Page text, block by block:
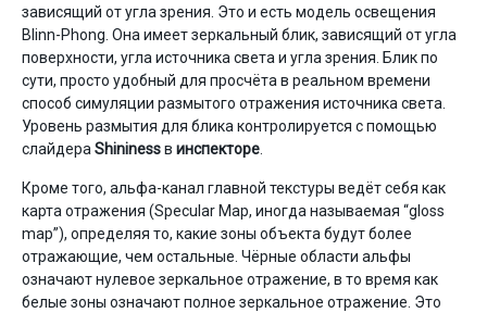
зависящий от угла зрения. Это и есть модель освещения
Blinn-Phong. Она имеет зеркальный блик, зависящий от угла
поверхности, угла источника света и угла зрения. Блик по
сути, просто удобный для просчёта в реальном времени
способ симуляции размытого отражения источника света.
Уровень размытия для блика контролируется с помощью
слайдера Shininessв инспекторе
Кроме того, альфа-канал главной текстуры ведёт себя как
карта отражения (Specular Map, иногда называемая “gloss
map”), определяя то, какие зоны объекта будут более
отражающие, чем остальные. Чёрные области альфы
означают нулевое зеркальное отражение, в то время как
белые зоны означают полное зеркальное отражение. Это